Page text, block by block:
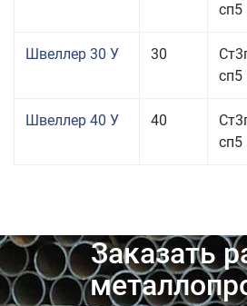
сп5
Швеллер 30 У 30
сп5
Швеллер 40 У 40
сп5
Заказать